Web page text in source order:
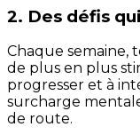
2. Des défis
Chaque semaine,
de plus en plus
progresser et à
surcharge
de route.